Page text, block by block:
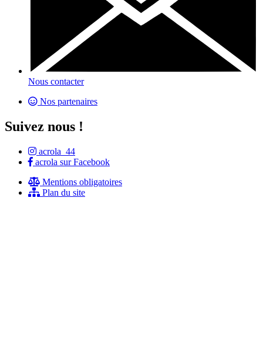
Nous contacter
Nos partenaires
Suivez nous !
acrola_44
acrola sur Facebook
Mentions obligatoires
Plan du site